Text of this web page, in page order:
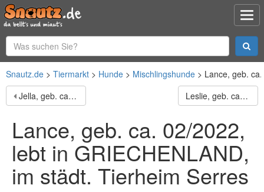
Snautz.de Tiermarkt Hunde Mischlingshunde
Lance, geb.
Jella, geb. ca. 09/2020, lebt in GRIECHENLAND, im städt. Tierheim Serres
Leslie, geb. ca. 02/2021, lebt in GRIECHENLAND, im städt. Tierheim Serres
Lance, geb. ca. 02/2022,
lebt in GRIECHENLAND,
im städt. Tierheim Serres